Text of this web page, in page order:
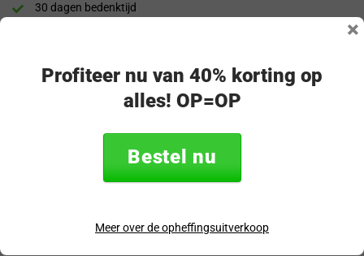
30 dagen bedenktijd
Productomschrijving
Profiteer nu van 40% korting op
alles! OP=OP
Bestel nu
Meer over de opheffingsuitverkoop
×